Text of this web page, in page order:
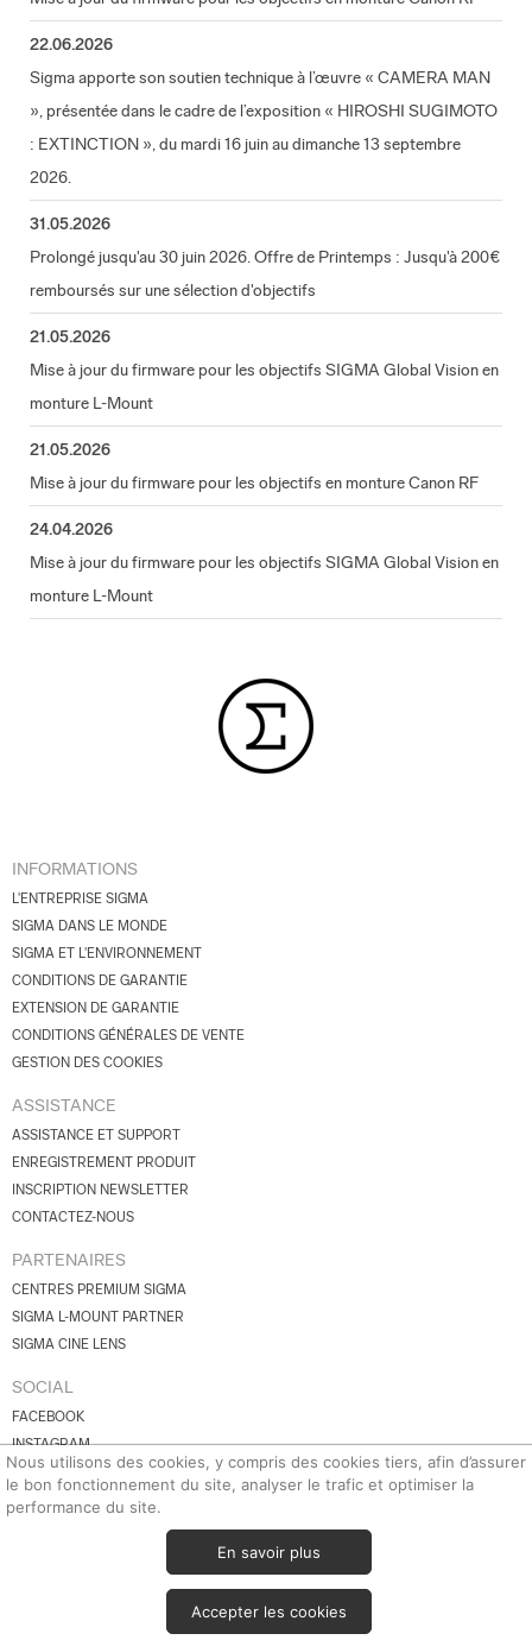
Nous utilisons des cookies, y compris des cookies tiers, afin d’assurer
le bon fonctionnement du site, analyser le trafic et optimiser la
performance du site.
En savoir plus
Accepter les cookies
22.06.2026
Sigma apporte son soutien technique à l’œuvre « CAMERA MAN
», présentée dans le cadre de l’exposition « HIROSHI SUGIMOTO
: EXTINCTION », du mardi 16 juin au dimanche 13 septembre
2026.
31.05.2026
Prolongé jusqu'au 30 juin 2026. Offre de Printemps : Jusqu'à 200€
remboursés sur une sélection d'objectifs
21.05.2026
Mise à jour du firmware pour les objectifs SIGMA Global Vision en
monture L-Mount
21.05.2026
Mise à jour du firmware pour les objectifs en monture Canon RF
24.04.2026
Mise à jour du firmware pour les objectifs SIGMA Global Vision en
monture L-Mount
INFORMATIONS
L'ENTREPRISE SIGMA
SIGMA DANS LE MONDE
SIGMA ET L'ENVIRONNEMENT
CONDITIONS DE GARANTIE
EXTENSION DE GARANTIE
CONDITIONS GÉNÉRALES DE VENTE
GESTION DES COOKIES
ASSISTANCE
ASSISTANCE ET SUPPORT
ENREGISTREMENT PRODUIT
INSCRIPTION NEWSLETTER
CONTACTEZ-NOUS
PARTENAIRES
CENTRES PREMIUM SIGMA
SIGMA L-MOUNT PARTNER
SIGMA CINE LENS
SOCIAL
FACEBOOK
INSTAGRAM
YOUTUBE
BLUESKY
© 2026 SIGMA Corporation.
Tous droits réservés.